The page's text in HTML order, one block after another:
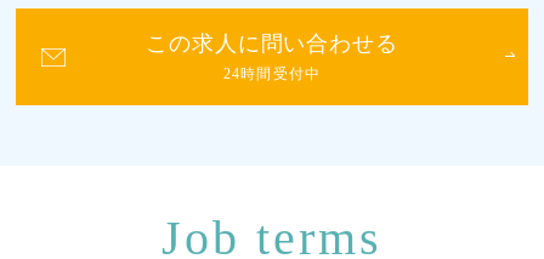
この求人に問い合わせる
24時間受付中